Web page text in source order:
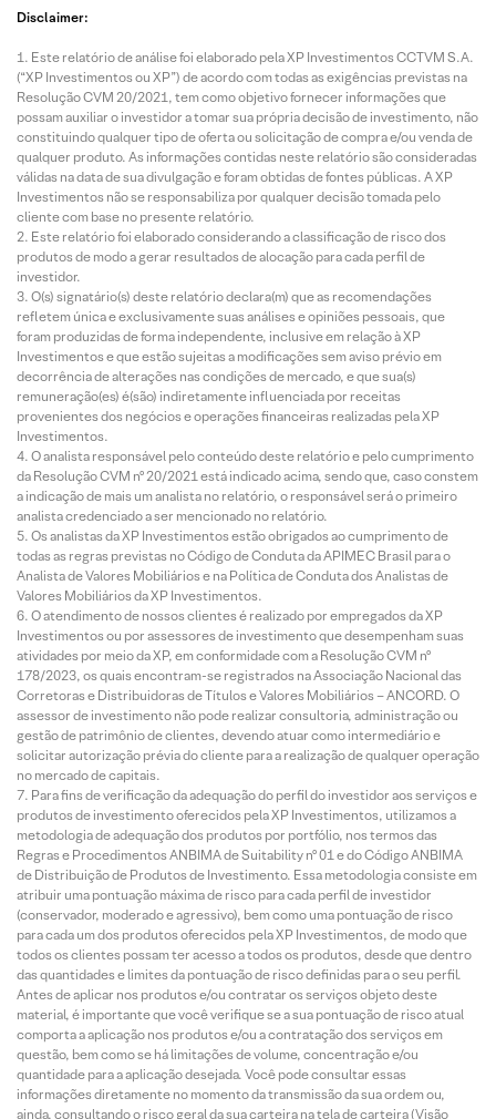
Disclaimer:
Este relatório de análise foi elaborado pela XP Investimentos CCTVM S.A.
(“XP Investimentos ou XP”) de acordo com todas as exigências previstas na
Resolução CVM 20/2021, tem como objetivo fornecer informações que
possam auxiliar o investidor a tomar sua própria decisão de investimento, não
constituindo qualquer tipo de oferta ou solicitação de compra e/ou venda de
qualquer produto. As informações contidas neste relatório são consideradas
válidas na data de sua divulgação e foram obtidas de fontes públicas. A XP
Investimentos não se responsabiliza por qualquer decisão tomada pelo
cliente com base no presente relatório.
Este relatório foi elaborado considerando a classificação de risco dos
produtos de modo a gerar resultados de alocação para cada perfil de
investidor.
O(s) signatário(s) deste relatório declara(m) que as recomendações
refletem única e exclusivamente suas análises e opiniões pessoais, que
foram produzidas de forma independente, inclusive em relação à XP
Investimentos e que estão sujeitas a modificações sem aviso prévio em
decorrência de alterações nas condições de mercado, e que sua(s)
remuneração(es) é(são) indiretamente influenciada por receitas
provenientes dos negócios e operações financeiras realizadas pela XP
Investimentos.
O analista responsável pelo conteúdo deste relatório e pelo cumprimento
da Resolução CVM nº 20/2021 está indicado acima, sendo que, caso constem
a indicação de mais um analista no relatório, o responsável será o primeiro
analista credenciado a ser mencionado no relatório.
Os analistas da XP Investimentos estão obrigados ao cumprimento de
todas as regras previstas no Código de Conduta da APIMEC Brasil para o
Analista de Valores Mobiliários e na Política de Conduta dos Analistas de
Valores Mobiliários da XP Investimentos.
O atendimento de nossos clientes é realizado por empregados da XP
Investimentos ou por assessores de investimento que desempenham suas
atividades por meio da XP, em conformidade com a Resolução CVM nº
178/2023, os quais encontram-se registrados na Associação Nacional das
Corretoras e Distribuidoras de Títulos e Valores Mobiliários – ANCORD. O
assessor de investimento não pode realizar consultoria, administração ou
gestão de patrimônio de clientes, devendo atuar como intermediário e
solicitar autorização prévia do cliente para a realização de qualquer operação
no mercado de capitais.
Para fins de verificação da adequação do perfil do investidor aos serviços e
produtos de investimento oferecidos pela XP Investimentos, utilizamos a
metodologia de adequação dos produtos por portfólio, nos termos das
Regras e Procedimentos ANBIMA de Suitability nº 01 e do Código ANBIMA
de Distribuição de Produtos de Investimento. Essa metodologia consiste em
atribuir uma pontuação máxima de risco para cada perfil de investidor
(conservador, moderado e agressivo), bem como uma pontuação de risco
para cada um dos produtos oferecidos pela XP Investimentos, de modo que
todos os clientes possam ter acesso a todos os produtos, desde que dentro
das quantidades e limites da pontuação de risco definidas para o seu perfil.
Antes de aplicar nos produtos e/ou contratar os serviços objeto deste
material, é importante que você verifique se a sua pontuação de risco atual
comporta a aplicação nos produtos e/ou a contratação dos serviços em
questão, bem como se há limitações de volume, concentração e/ou
quantidade para a aplicação desejada. Você pode consultar essas
informações diretamente no momento da transmissão da sua ordem ou,
ainda, consultando o risco geral da sua carteira na tela de carteira (Visão